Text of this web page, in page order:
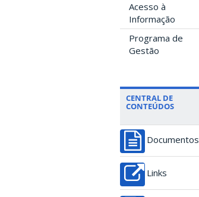
Acesso à
Informação
Programa de
Gestão
CENTRAL DE
CONTEÚDOS
Documentos
Links